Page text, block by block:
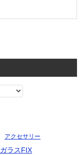
アクセサリー
ガラスFIX